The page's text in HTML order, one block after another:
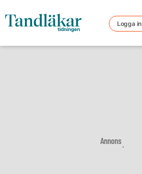
Logga in
Annons